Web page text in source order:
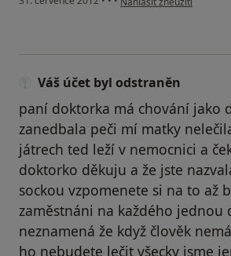
Váš účet byl odstraněn
paní doktorka má chování jako
zanedbala peči mí matky
játrech ted leží v nemocnici a
doktorko děkuju a že jste
sockou vzpomenete si na to až
zaměstnáni na každého jednou
neznamená že když člověk
ho nebudete lečit všecky jsme